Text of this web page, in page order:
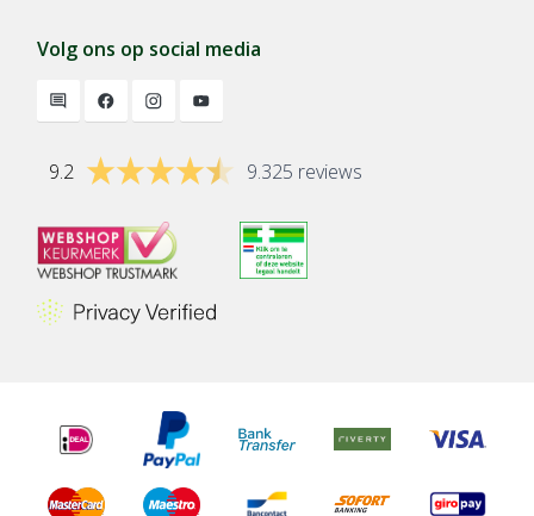
Volg ons op social media
9.2 9.325 reviews